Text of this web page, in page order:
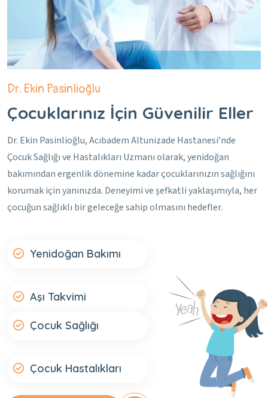
Dr. Ekin Pasinlioğlu
Çocuklarınız İçin Güvenilir Eller
Dr. Ekin Pasinlioğlu, Acıbadem Altunizade Hastanesi’nde
Çocuk Sağlığı ve Hastalıkları Uzmanı olarak, yenidoğan
bakımından ergenlik dönemine kadar çocuklarınızın sağlığını
korumak için yanınızda. Deneyimi ve şefkatli yaklaşımıyla, her
çocuğun sağlıklı bir geleceğe sahip olmasını hedefler.
Yenidoğan Bakımı
Aşı Takvimi
Çocuk Sağlığı
Çocuk Hastalıkları